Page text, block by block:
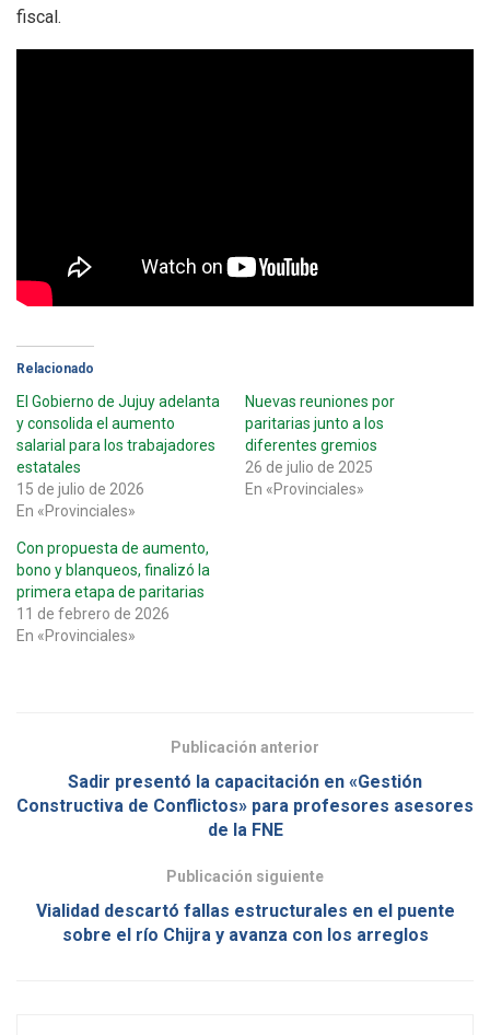
fiscal.
Relacionado
El Gobierno de Jujuy adelanta
y consolida el aumento
salarial para los trabajadores
estatales
15 de julio de 2026
En «Provinciales»
Nuevas reuniones por
paritarias junto a los
diferentes gremios
26 de julio de 2025
En «Provinciales»
Con propuesta de aumento,
bono y blanqueos, finalizó la
primera etapa de paritarias
11 de febrero de 2026
En «Provinciales»
Publicación anterior
Sadir presentó la capacitación en «Gestión
Constructiva de Conflictos» para profesores asesores
de la FNE
Publicación siguiente
Vialidad descartó fallas estructurales en el puente
sobre el río Chijra y avanza con los arreglos